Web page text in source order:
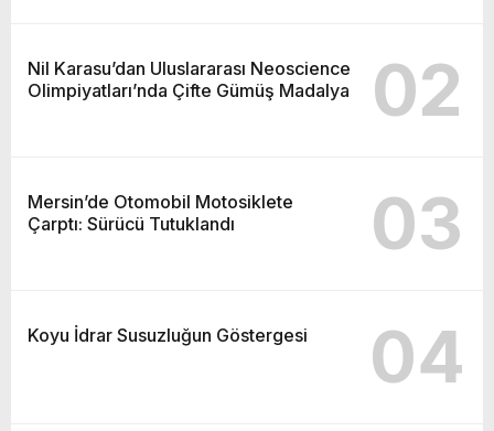
Nil Karasu’dan Uluslararası Neoscience
Olimpiyatları’nda Çifte Gümüş Madalya
02
Mersin’de Otomobil Motosiklete
Çarptı: Sürücü Tutuklandı
03
Koyu İdrar Susuzluğun Göstergesi 04